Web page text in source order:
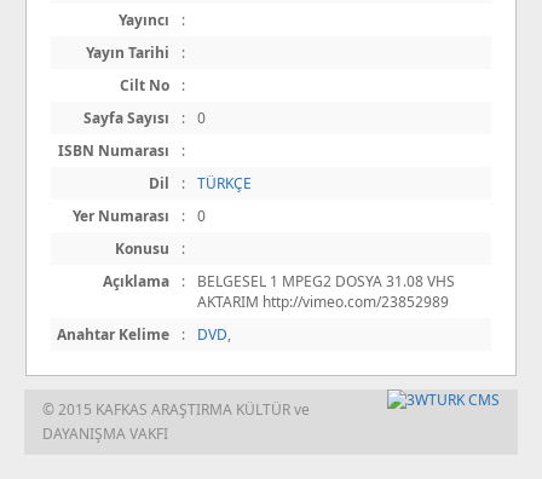
Yayıncı
:
Yayın Tarihi
:
Cilt No
:
Sayfa Sayısı
: 0
ISBN Numarası
:
Dil
: TÜRKÇE
Yer Numarası
: 0
Konusu
:
Açıklama
:
BELGESEL 1 MPEG2 DOSYA 31.08 VHS
AKTARIM http://vimeo.com/23852989
Anahtar Kelime
: DVD,
© 2015 KAFKAS ARAŞTIRMA KÜLTÜR ve
DAYANIŞMA VAKFI